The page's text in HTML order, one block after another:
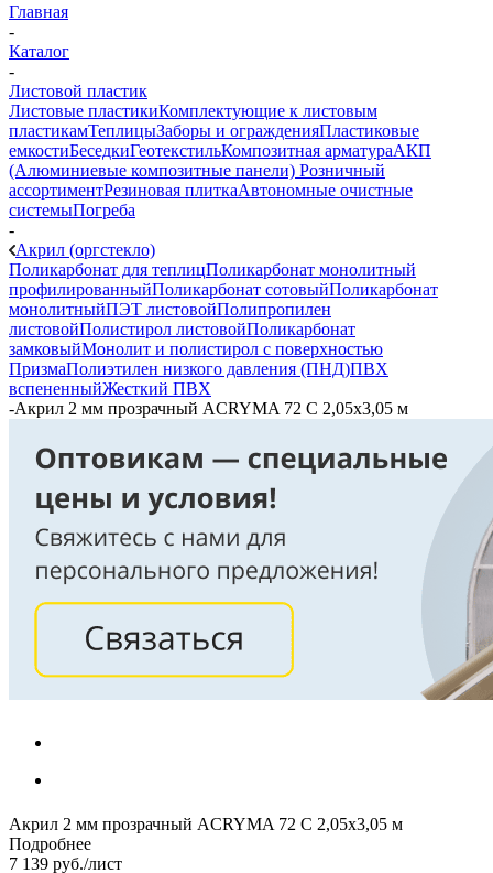
Главная
-
Каталог
-
Листовой пластик
Листовые пластикиКомплектующие к листовым
пластикамТеплицыЗаборы и огражденияПластиковые
емкостиБеседкиГеотекстильКомпозитная арматураАКП
(Алюминиевые композитные панели) Розничный
ассортиментРезиновая плиткаАвтономные очистные
системыПогреба
-
Акрил (оргстекло)
Поликарбонат для теплицПоликарбонат монолитный
профилированныйПоликарбонат сотовыйПоликарбонат
монолитныйПЭТ листовойПолипропилен
листовойПолистирол листовойПоликарбонат
замковыйМонолит и полистирол с поверхностью
ПризмаПолиэтилен низкого давления (ПНД)ПВХ
вспененныйЖесткий ПВХ
-Акрил 2 мм прозрачный ACRYMA 72 C 2,05х3,05 м
Акрил 2 мм прозрачный ACRYMA 72 C 2,05х3,05 м
Подробнее
7 139 руб./лист